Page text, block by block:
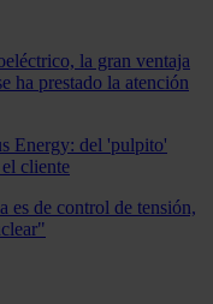
la gran ventaja
ha prestado la atención
Energy: del 'pulpito'
cliente
es de control de tensión,